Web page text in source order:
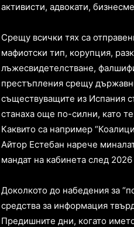
активисти, адвокати,
Срещу всички тях са
мафиотски тип, корупция,
лъжесвидетелстване,
престъпления срещу
съществуващите из Испания
станаха още по-силни, като
Каквито са например
Айтор Естебан нарече
мандат на кабинета след 2026
Доколкото до набедения за
средства за информация
Предишните дни, когато